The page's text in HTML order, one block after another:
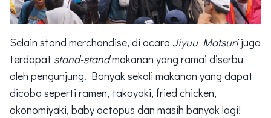
Selain stand merchandise, di acara Jiyuu Matsurijuga
terdapat stand-standmakanan yang ramai diserbu
oleh pengunjung. Banyak sekali makanan yang dapat
dicoba seperti ramen, takoyaki, fried chicken,
okonomiyaki, baby octopus dan masih banyak lagi!